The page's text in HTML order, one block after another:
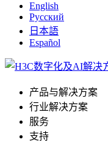
English
Русский
日本語
Español
产品与解决方案
行业解决方案
服务
支持